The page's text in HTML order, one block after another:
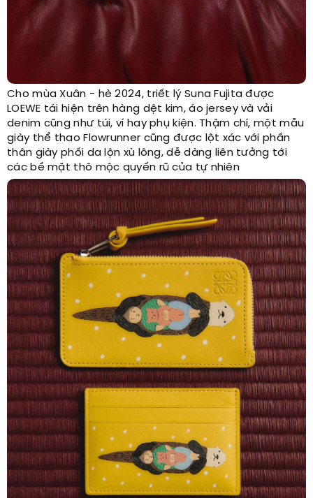
Cho mùa Xuân - hè 2024, triết lý Suna Fujita được
LOEWE tái hiện trên hàng dệt kim, áo jersey và vải
denim cũng như túi, ví hay phụ kiện. Thậm chí, một mẫu
giày thể thao Flowrunner cũng được lột xác với phần
thân giày phối da lộn xù lông, dễ dàng liên tưởng tới
các bề mặt thô mộc quyến rũ của tự nhiên